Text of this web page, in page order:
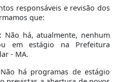
responsáveis e revisão dos
que:
: Não há, atualmente, nenhum
em estágio na Prefeitura
- MA.
há programas de estágio